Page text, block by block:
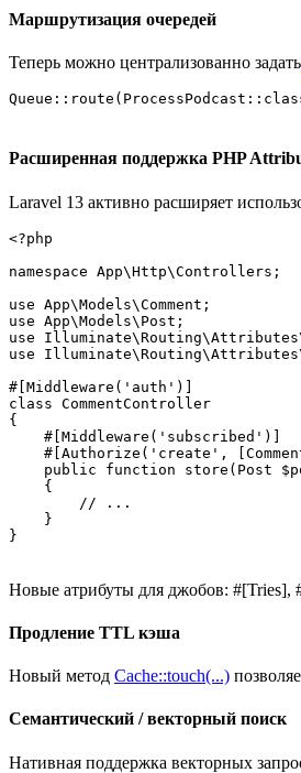
Маршрутизация очередей
Теперь можно централизованно задать
Расширенная поддержка PHP
Laravel 13 активно расширяет
<?php
namespace App\Http\Controllers;
use App\Models\Comment;
use App\Models\Post;
use
use
#[Middleware('auth')]
class CommentController
{
    #[Middleware('subscribed')]
#[Authorize('create',
public function store(Post
    {
        // ...
    }
Новые атрибуты для джобов: #[Tries],
Продление TTL кэша
Новый метод Cache::touch(...)
Семантический / векторный поиск
Нативная поддержка векторных